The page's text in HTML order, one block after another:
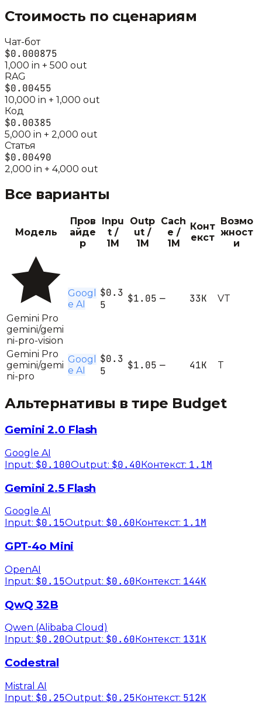
Стоимость по сценариям
Чат-бот
$0.000875
1,000 in + 500 out
RAG
$0.00455
10,000 in + 1,000 out
Код
$0.00385
5,000 in + 2,000 out
Статья
$0.00490
2,000 in + 4,000 out
Все варианты
Модель
Пров
айде
р
Inpu
t /
1M
Outp
ut /
1M
Cach
e /
1M
Конт
екст
Возмо
жност
и
Gemini Pro
gemini/gemi
ni-pro-vision
Googl
e AI
$0.3
5
$1.05 — 33K VT
Gemini Pro
gemini/gemi
ni-pro
Googl
e AI
$0.3
5
$1.05 — 41K T
Альтернативы в тире Budget
Gemini 2.0 Flash
Google AI
Input: $0.100Output: $0.40Контекст: 1.1M
Gemini 2.5 Flash
Google AI
Input: $0.15Output: $0.60 Контекст: 1.1M
GPT-4o Mini
OpenAI
Input: $0.15Output: $0.60Контекст: 144K
QwQ 32B
Qwen (Alibaba Cloud)
Input: $0.20Output: $0.60 Контекст: 131K
Codestral
Mistral AI
Input: $0.25Output: $0.25Контекст: 512K